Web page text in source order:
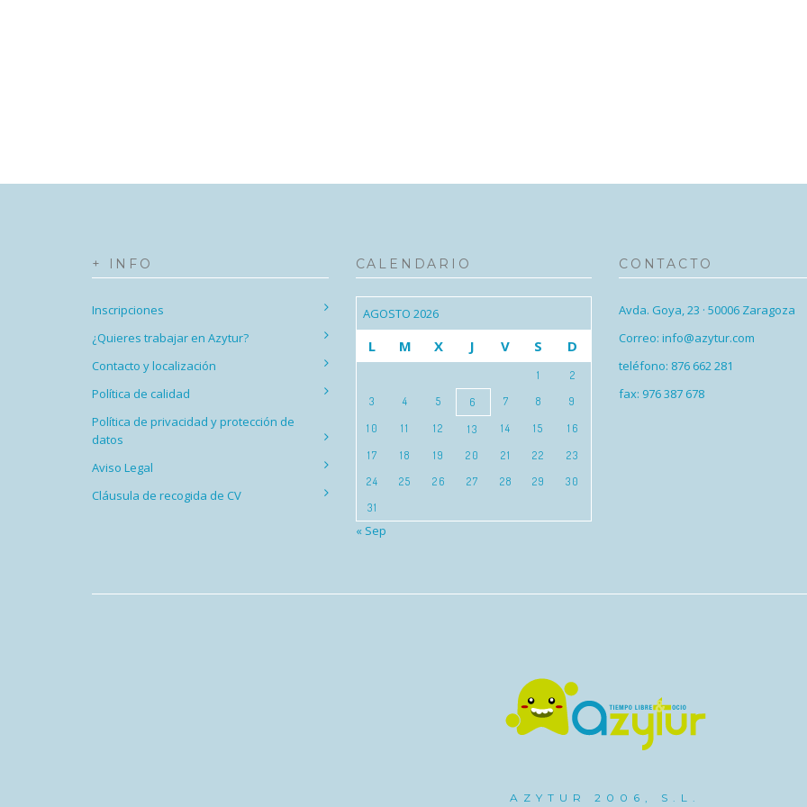
+ INFO
Inscripciones
¿Quieres trabajar en Azytur?
Contacto y localización
Política de calidad
Política de privacidad y protección de
datos
Aviso Legal
Cláusula de recogida de CV
CALENDARIO
AGOSTO 2026
L M X J V S D
1
2
3
4 5 6 7 8
9
10
11 12 13 14 15
16
17
18 19 20 21 22
23
24
25 26 27 28 29
30
31
« Sep
CONTACTO
Avda. Goya, 23 · 50006 Zaragoza
Correo: info@azytur.com
teléfono: 876 662 281
fax: 976 387 678
AZYTUR 2006, S.L.